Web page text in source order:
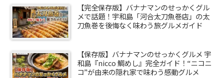
【完全保存版】バナナマンのせっかくグル
メで話題！宇和島「河合太刀魚巻店」の太
刀魚巻を後悔なく味わう旅グルメガイド
【保存版】バナナマンのせっかくグルメ 宇
和島『nicco 鯛めし』完全ガイド！“ニコニ
コ”が由来の隠れ家で味わう感動グルメ